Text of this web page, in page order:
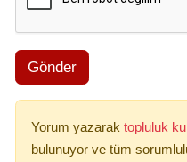
Gönder
Yorum yazarak topluluk
bulunuyor ve tüm